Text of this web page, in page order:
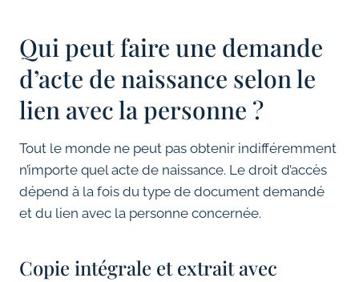
Qui peut faire une demande
d’acte de naissance selon le
lien avec la personne ?
Tout le monde ne peut pas obtenir indifféremment
n’importe quel acte de naissance. Le droit d’accès
dépend à la fois du type de document demandé
et du lien avec la personne concernée.
Copie intégrale et extrait avec